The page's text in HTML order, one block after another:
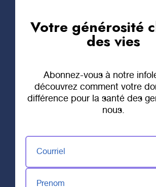
Faire
Votre générosité
des vies
Abonnez-vous à notre
découvrez comment votre
différence pour la santé des
nous.
Courriel
Prenom